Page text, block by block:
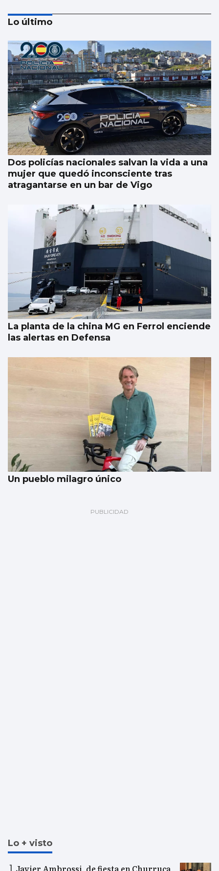
Corgos afea a Hacienda que la comunidad
pierde 91 millones
Lo último
Dos policías nacionales salvan la vida a una
mujer que quedó inconsciente tras
atragantarse en un bar de Vigo
La planta de la china MG en Ferrol enciende
las alertas en Defensa
Un pueblo milagro único
Lo + visto